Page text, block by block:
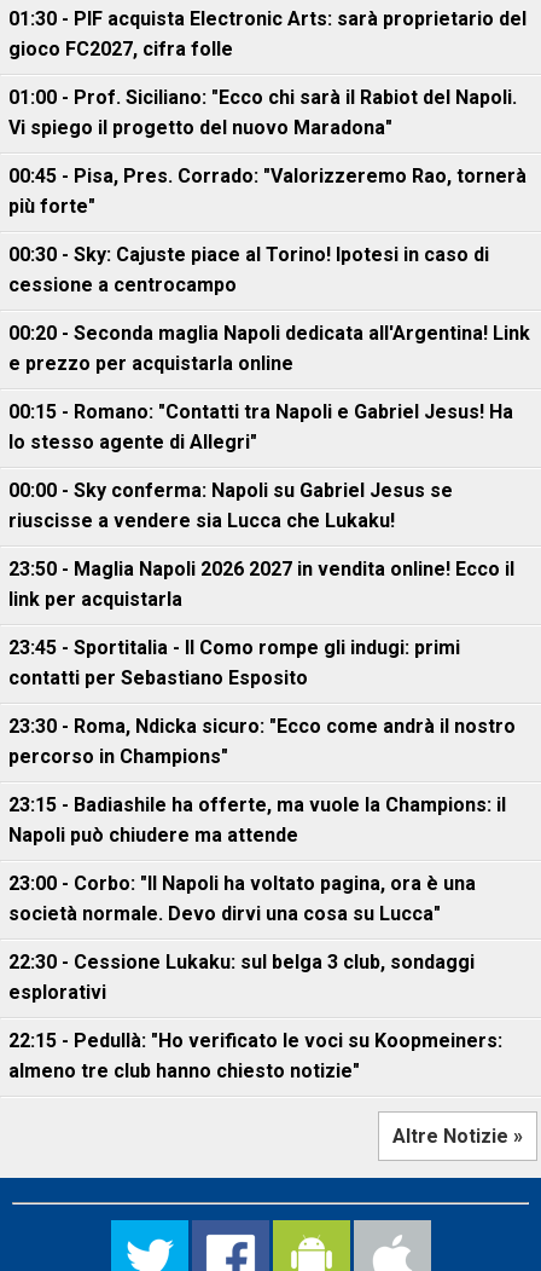
01:30 - PIF acquista Electronic Arts: sarà proprietario del
gioco FC2027, cifra folle
01:00 - Prof. Siciliano: "Ecco chi sarà il Rabiot del Napoli.
Vi spiego il progetto del nuovo Maradona"
00:45 - Pisa, Pres. Corrado: "Valorizzeremo Rao, tornerà
più forte"
00:30 - Sky: Cajuste piace al Torino! Ipotesi in caso di
cessione a centrocampo
00:20 - Seconda maglia Napoli dedicata all'Argentina! Link
e prezzo per acquistarla online
00:15 - Romano: "Contatti tra Napoli e Gabriel Jesus! Ha
lo stesso agente di Allegri"
00:00 - Sky conferma: Napoli su Gabriel Jesus se
riuscisse a vendere sia Lucca che Lukaku!
23:50 - Maglia Napoli 2026 2027 in vendita online! Ecco il
link per acquistarla
23:45 - Sportitalia - Il Como rompe gli indugi: primi
contatti per Sebastiano Esposito
23:30 - Roma, Ndicka sicuro: "Ecco come andrà il nostro
percorso in Champions"
23:15 - Badiashile ha offerte, ma vuole la Champions: il
Napoli può chiudere ma attende
23:00 - Corbo: "Il Napoli ha voltato pagina, ora è una
società normale. Devo dirvi una cosa su Lucca"
22:30 - Cessione Lukaku: sul belga 3 club, sondaggi
esplorativi
22:15 - Pedullà: "Ho verificato le voci su Koopmeiners:
almeno tre club hanno chiesto notizie"
Altre Notizie »